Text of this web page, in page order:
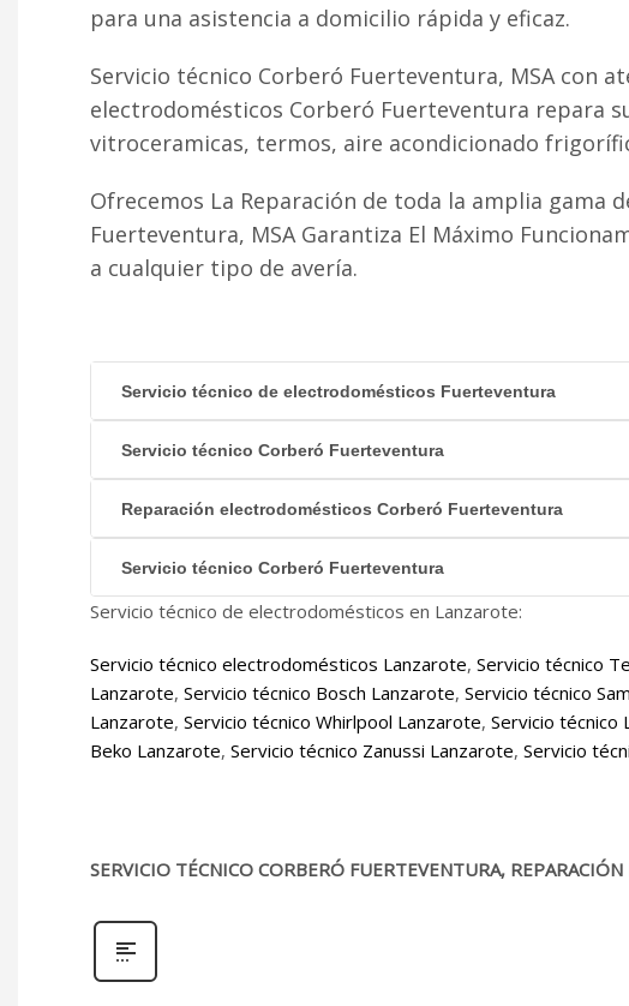
para una asistencia a domicilio rápida y eficaz.
Servicio técnico Corberó Fuerteventura, MSA con
electrodomésticos Corberó Fuerteventura repara
vitroceramicas, termos, aire acondicionado
Ofrecemos La Reparación de toda la amplia gama
Fuerteventura, MSA Garantiza El Máximo
a cualquier tipo de avería.
Servicio técnico de electrodomésticos Fuerteventura
Servicio técnico Corberó Fuerteventura
Reparación electrodomésticos Corberó Fuerteventura
Servicio técnico Corberó Fuerteventura
Servicio técnico de electrodomésticos en Lanzarote:
Servicio técnico electrodomésticos Lanzarote, Servicio técnico
Lanzarote, Servicio técnico Bosch Lanzarote, Servicio técnico
Lanzarote, Servicio técnico Whirlpool Lanzarote, Servicio técnico
Beko Lanzarote, Servicio técnico Zanussi Lanzarote, Servicio
SERVICIO TÉCNICO CORBERÓ FUERTEVENTURA,